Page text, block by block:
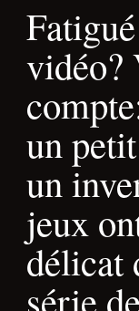
vidéo?
un
un
jeux
délicat
série